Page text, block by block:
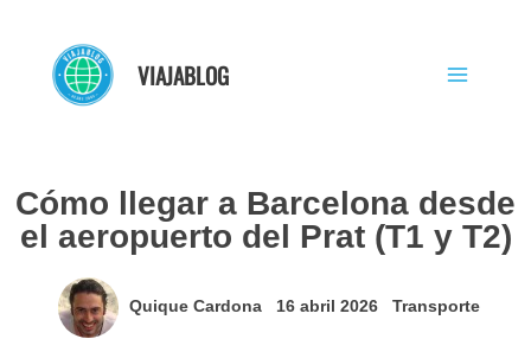
contenido
VIAJABLOG
Cómo llegar a Barcelona desde
el aeropuerto del Prat (T1 y T2)
Quique Cardona 16 abril 2026 Transporte